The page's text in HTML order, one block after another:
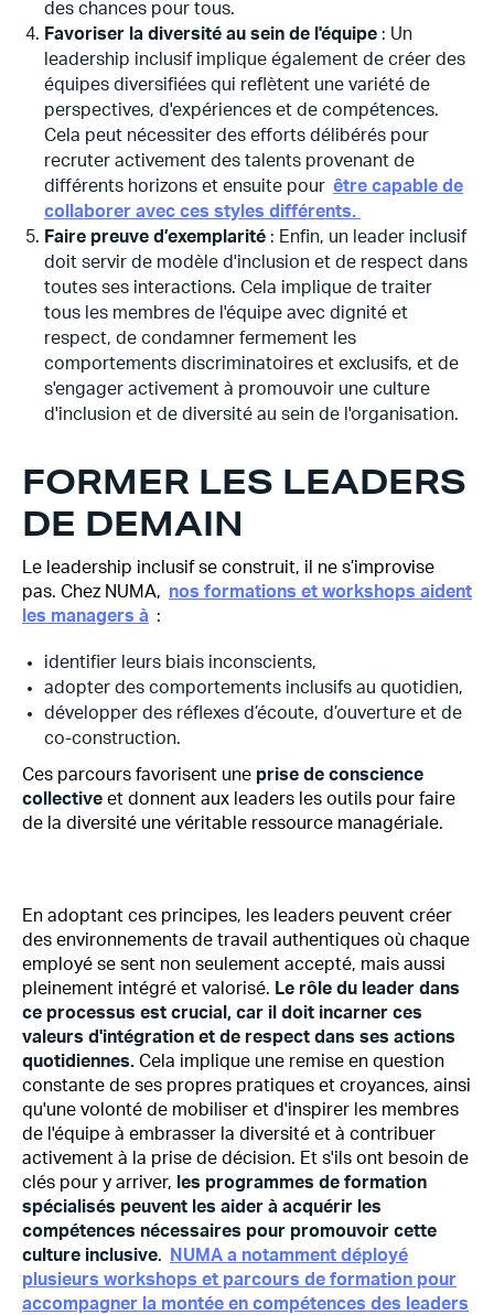
des chances pour tous.
Favoriser la diversité au sein de l'équipe : Un
leadership inclusif implique également de créer des
équipes diversifiées qui reflètent une variété de
perspectives, d'expériences et de compétences.
Cela peut nécessiter des efforts délibérés pour
recruter activement des talents provenant de
différents horizons et ensuite pour être capable de
collaborer avec ces styles différents.
Faire preuve d’exemplarité : Enfin, un leader inclusif
doit servir de modèle d'inclusion et de respect dans
toutes ses interactions. Cela implique de traiter
tous les membres de l'équipe avec dignité et
respect, de condamner fermement les
comportements discriminatoires et exclusifs, et de
s'engager activement à promouvoir une culture
d'inclusion et de diversité au sein de l'organisation.
FORMER LES LEADERS
DE DEMAIN
Le leadership inclusif se construit, il ne s’improvise
pas. Chez NUMA, nos formations et workshops aident
les managers à :
identifier leurs biais inconscients,
adopter des comportements inclusifs au quotidien,
développer des réflexes d’écoute, d’ouverture et de
co-construction.
Ces parcours favorisent une prise de conscience
collective et donnent aux leaders les outils pour faire
de la diversité une véritable ressource managériale.
En adoptant ces principes, les leaders peuvent créer
des environnements de travail authentiques où chaque
employé se sent non seulement accepté, mais aussi
pleinement intégré et valorisé. Le rôle du leader dans
ce processus est crucial, car il doit incarner ces
valeurs d'intégration et de respect dans ses actions
quotidiennes. Cela implique une remise en question
constante de ses propres pratiques et croyances, ainsi
qu'une volonté de mobiliser et d'inspirer les membres
de l'équipe à embrasser la diversité et à contribuer
activement à la prise de décision. Et s'ils ont besoin de
clés pour y arriver, les programmes de formation
spécialisés peuvent les aider à acquérir les
compétences nécessaires pour promouvoir cette
culture inclusive.
NUMA a notamment déployé
plusieurs workshops et parcours de formation pour
accompagner la montée en compétences des leaders